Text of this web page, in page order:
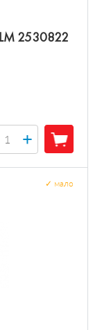
2530822
+
мало